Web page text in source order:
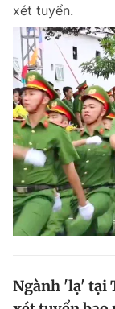
xét tuyển.
Ngành 'lạ' tại